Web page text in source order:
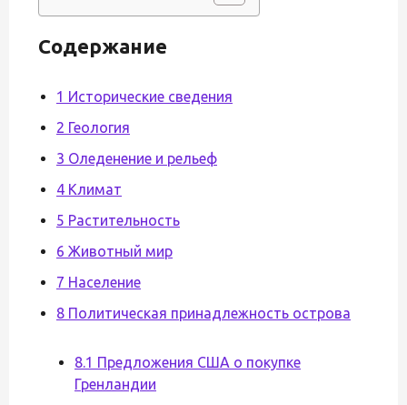
Содержание
1 Исторические сведения
2 Геология
3 Оледенение и рельеф
4 Климат
5 Растительность
6 Животный мир
7 Население
8 Политическая принадлежность острова
8.1 Предложения США о покупке
Гренландии